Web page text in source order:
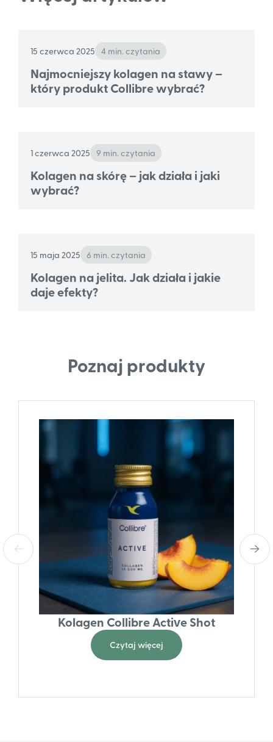
15 czerwca 2025 4 min. czytania
Najmocniejszy kolagen na stawy –
który produkt Collibre wybrać?
1 czerwca 2025 9 min. czytania
Kolagen na skórę – jak działa i jaki
wybrać?
15 maja 2025 6 min. czytania
Kolagen na jelita. Jak działa i jakie
daje efekty?
Poznaj produkty
Kolagen Collibre Active Shot
Czytaj więcej